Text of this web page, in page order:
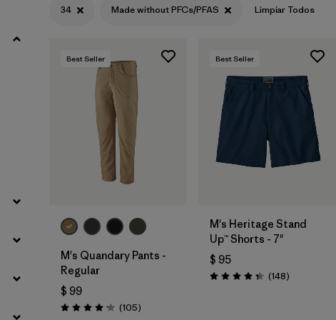
Filtrar por
Materials & Fabric
34 Made without PFCs/PFAS Limpiar Todos
Best Seller
M's Quandary Pants -
Regular
$ 99
Valoración: 4.2 / 5
(105Comentarios
)
Best Seller
M's Heritage Stand
Up™ Shorts - 7"
$ 95
Valoración: 4.4 / 5
(148Comentarios
)